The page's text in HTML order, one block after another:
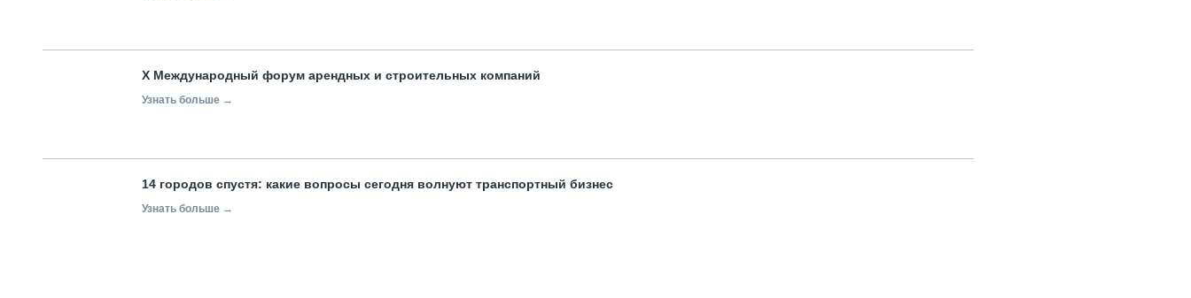
X Международный форум арендных и строительных компаний
Узнать больше →
14 городов спустя: какие вопросы сегодня волнуют транспортный бизнес
Узнать больше →